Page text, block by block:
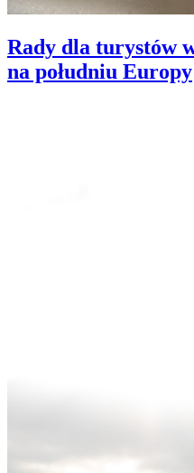
Rady dla turystów
na południu Europy